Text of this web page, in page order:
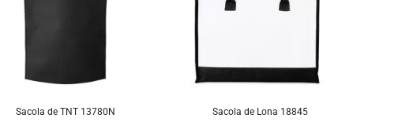
Sacola de TNT 13780N Sacola de Lona 18845